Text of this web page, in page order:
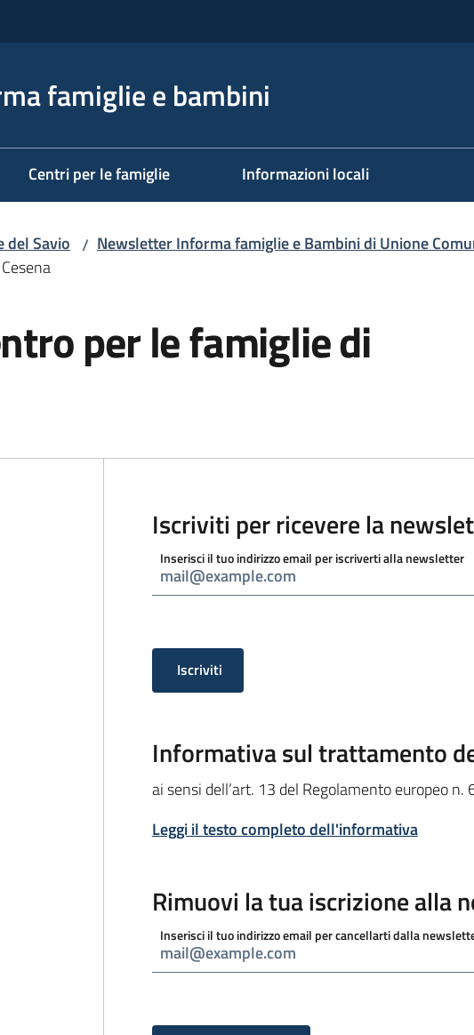
famiglie e bambini
Centri per le famiglie Informazioni locali
del Savio / Newsletter Informa famiglie e Bambini di Unione
per le famiglie di
Iscriviti per ricevere la
Inserisci il tuo indirizzo email per iscriverti alla newsletter
Iscriviti
Informativa sulla privacy
Informativa sul trattamento
ai sensi dell’art. 13 del Regolamento europeo
Leggi il testo completo dell'informativa
Rimuovi la tua iscrizione alla
Inserisci il tuo indirizzo email per cancellarti dalla